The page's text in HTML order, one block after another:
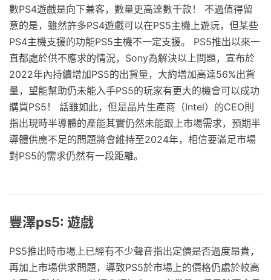
數PS4遊戲是向下兼客，數量更高達數千款！ 不過值得留
意的是，雖然許多PS4遊戲可以在PS5主機上遊玩，但某些
PS4主機支援的功能PS5主機不一定支援。 PS5推出以來一
直都處於供不應求的情況，Sony為解決以上問題，宣布於
2022年內持續增加PS5的出貨量，大約增加高達56%出貨
量，望能幫助仍未能入手PS5的玩家有更大的機會可以成功
購買PS5！ 話雖如此，但是晶片生產商（Intel）的CEO則
指出現時半導體的產能其實仍然未能跟上市場需求，預期半
導體供應不足的問題將會維持至2024年，相信要滿足市場
對PS5的需求仍然有一段距離。
豐澤ps5: 遊戲
PS5推出時市場上已經有不少聲音指出定價是否過度昂貴，
再加上市場供求問題，導致PS5於市場上的價格仍處於較高